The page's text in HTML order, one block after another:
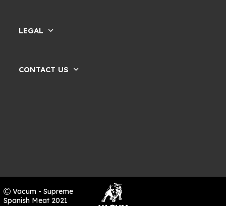
LEGAL
CONTACT US
Vacum - Supreme
Spanish Meat 2021